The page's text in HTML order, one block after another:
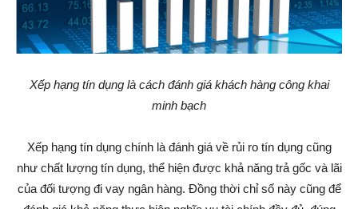
Xếp hạng tín dụng là cách đánh giá khách hàng công khai
minh bạch
Xếp hạng tín dụng chính là đánh giá về rủi ro tín dụng cũng
như chất lượng tín dụng, thể hiện được khả năng trả gốc và lãi
của đối tượng đi vay ngân hàng. Đồng thời chỉ số này cũng để